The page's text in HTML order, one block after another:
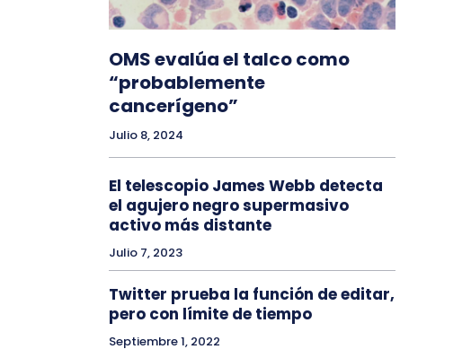
OMS evalúa el talco como
“probablemente
cancerígeno”
Julio 8, 2024
El telescopio James Webb detecta
el agujero negro supermasivo
activo más distante
Julio 7, 2023
Twitter prueba la función de editar,
pero con límite de tiempo
Septiembre 1, 2022